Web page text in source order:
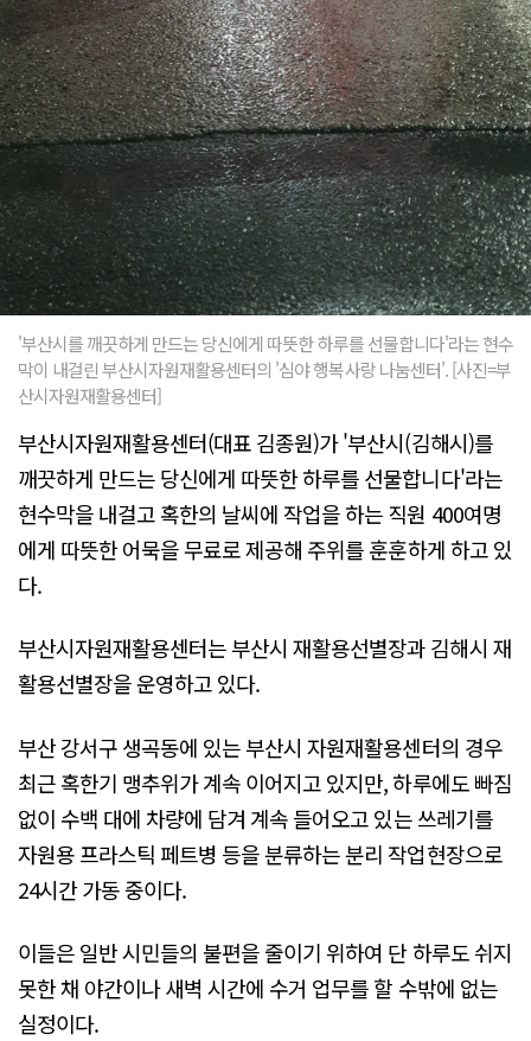
'부산시를 깨끗하게 만드는 당신에게 따뜻한 하루를 선물합니다'라는 현수
막이 내걸린 부산시자원재활용센터의 '심야 행복사랑 나눔센터'. [사진=부
산시자원재활용센터]
부산시자원재활용센터(대표 김종원)가 '부산시(김해시)를
깨끗하게 만드는 당신에게 따뜻한 하루를 선물합니다'라는
현수막을 내걸고 혹한의 날씨에 작업을 하는 직원 400여명
에게 따뜻한 어묵을 무료로 제공해 주위를 훈훈하게 하고 있
다.
부산시자원재활용센터는 부산시 재활용선별장과 김해시 재
활용선별장을 운영하고 있다.
부산 강서구 생곡동에 있는 부산시 자원재활용센터의 경우
최근 혹한기 맹추위가 계속 이어지고 있지만, 하루에도 빠짐
없이 수백 대에 차량에 담겨 계속 들어오고 있는 쓰레기를
자원용 프라스틱 페트병 등을 분류하는 분리 작업현장으로
24시간 가동 중이다.
이들은 일반 시민들의 불편을 줄이기 위하여 단 하루도 쉬지
못한 채 야간이나 새벽 시간에 수거 업무를 할 수밖에 없는
실정이다.